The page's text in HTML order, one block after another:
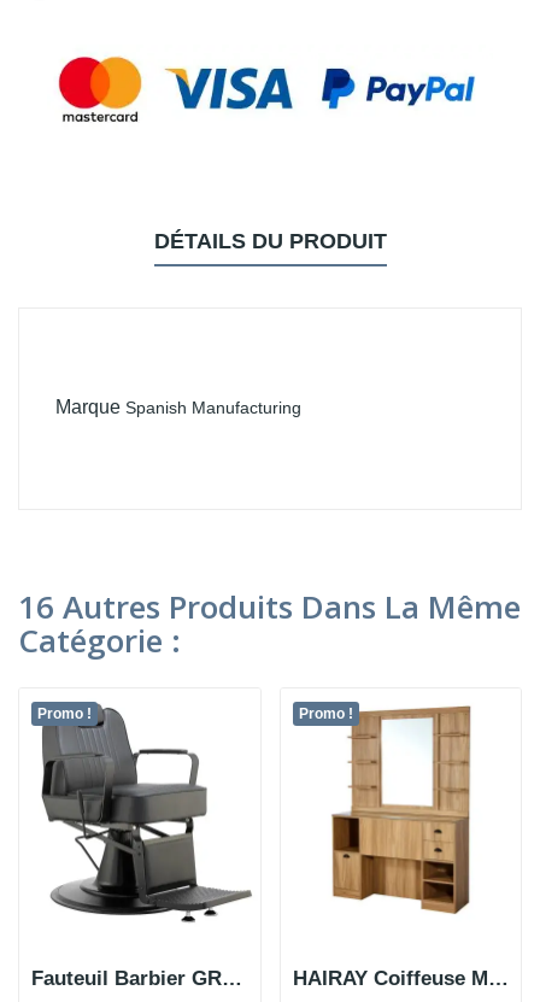
DÉTAILS DU PRODUIT
Marque Spanish Manufacturing
16 Autres Produits Dans La Même
Catégorie :
Promo !
Fauteuil Barbier GROCK
Promo !
HAIRAY Coiffeuse Miroir Barbier en bois